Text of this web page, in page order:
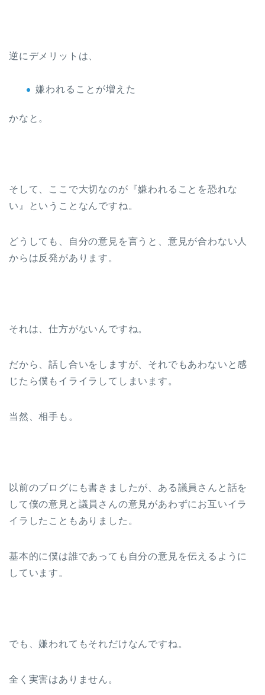
逆にデメリットは、
嫌われることが増えた
かなと。
そして、ここで大切なのが『嫌われることを恐れな
い』ということなんですね。
どうしても、自分の意見を言うと、意見が合わない人
からは反発があります。
それは、仕方がないんですね。
だから、話し合いをしますが、それでもあわないと感
じたら僕もイライラしてしまいます。
当然、相手も。
以前のブログにも書きましたが、ある議員さんと話を
して僕の意見と議員さんの意見があわずにお互いイラ
イラしたこともありました。
基本的に僕は誰であっても自分の意見を伝えるように
しています。
でも、嫌われてもそれだけなんですね。
全く実害はありません。